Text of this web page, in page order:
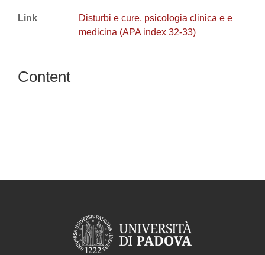
Link
Disturbi e cure, psicologia clinica e e
medicina (APA index 32-33)
Content